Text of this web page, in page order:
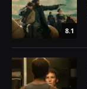
8.1